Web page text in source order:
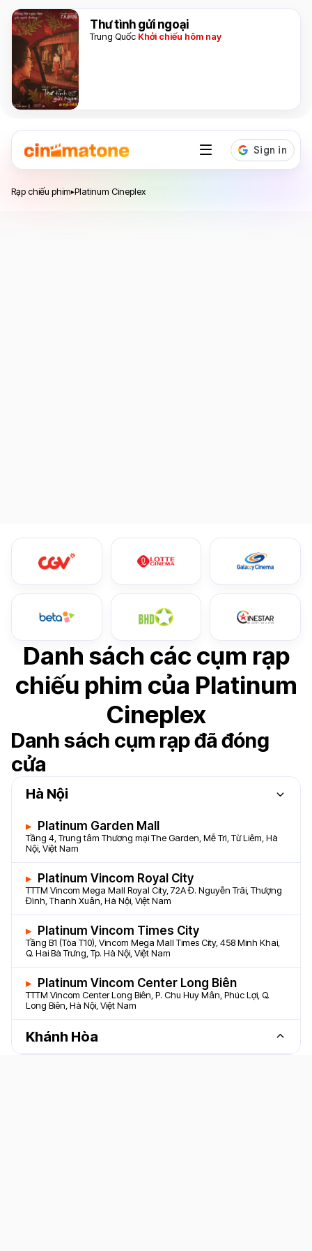
Thư tình gửi ngoại
Trung Quốc Khởi chiếu hôm nay
Rạp chiếu phim▸Platinum Cineplex
Danh sách các cụm rạp
chiếu phim của Platinum
Cineplex
Danh sách cụm rạp đã đóng
cửa
Hà Nội
Platinum Garden Mall
Tầng 4, Trung tâm Thương mại The Garden, Mễ Trì, Từ Liêm, Hà
Nội, Việt Nam
Platinum Vincom Royal City
TTTM Vincom Mega Mall Royal City, 72A Đ. Nguyễn Trãi, Thượng
Đình, Thanh Xuân, Hà Nội, Việt Nam
Platinum Vincom Times City
Tầng B1 (Tòa T10), Vincom Mega Mall Times City, 458 Minh Khai,
Q. Hai Bà Trưng, Tp. Hà Nội, Việt Nam
Platinum Vincom Center Long Biên
TTTM Vincom Center Long Biên, P. Chu Huy Mân, Phúc Lợi, Q.
Long Biên, Hà Nội, Việt Nam
Khánh Hòa